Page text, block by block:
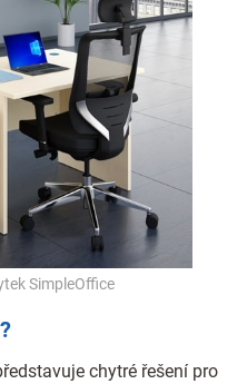
SimpleOffice
chytré řešení pro